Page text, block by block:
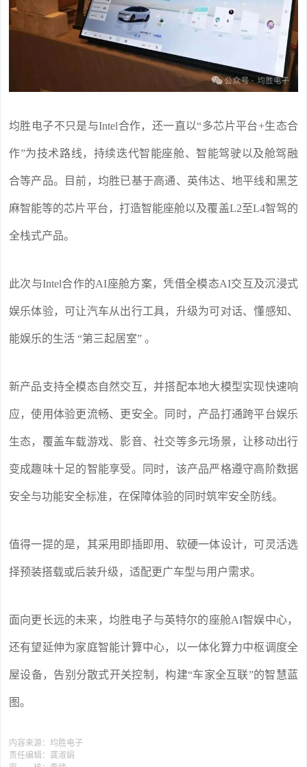
均胜电子不只是与Intel合作，还一直以“多芯片平台+生态合
作”为技术路线，持续迭代智能座舱、智能驾驶以及舱驾融
合等产品。目前，均胜已基于高通、英伟达、地平线和黑芝
麻智能等的芯片平台，打造智能座舱以及覆盖L2至L4智驾的
全栈式产品。
此次与Intel合作的AI座舱方案，凭借全模态AI交互及沉浸式
娱乐体验，可让汽车从出行工具，升级为可对话、懂感知、
能娱乐的生活 “第三起居室” 。
新产品支持全模态自然交互，并搭配本地大模型实现快速响
应，使用体验更流畅、更安全。同时，产品打通跨平台娱乐
生态，覆盖车载游戏、影音、社交等多元场景，让移动出行
变成趣味十足的智能享受。同时，该产品严格遵守高阶数据
安全与功能安全标准，在保障体验的同时筑牢安全防线。
值得一提的是，其采用即插即用、软硬一体设计，可灵活选
择预装搭载或后装升级，适配更广车型与用户需求。
面向更长远的未来，均胜电子与英特尔的座舱AI智娱中心，
还有望延伸为家庭智能计算中心，以一体化算力中枢调度全
屋设备，告别分散式开关控制，构建“车家全互联”的智慧蓝
图。
内容来源： 均胜电子
责任编辑： 龚淑娟